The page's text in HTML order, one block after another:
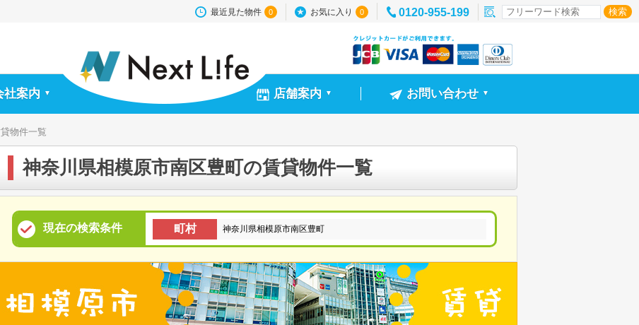
最近見た物件 0 お気に入り 0 0120-955-199
社案内 ▼ 店舗案内 ▼ お問い合わせ ▼
物件一覧
神奈川県相模原市南区豊町の賃貸物件一覧
現在の検索条件 町村 神奈川県相模原市南区豊町